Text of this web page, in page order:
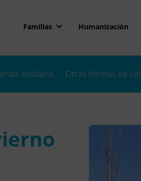
Familias Humanización
solidaria Otras formas de